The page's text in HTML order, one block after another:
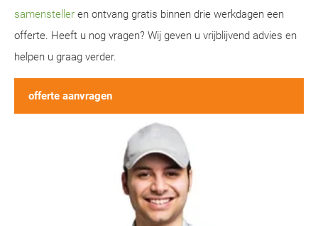
samensteller en ontvang gratis binnen drie werkdagen een
offerte. Heeft u nog vragen? Wij geven u vrijblijvend advies en
helpen u graag verder.
offerte aanvragen